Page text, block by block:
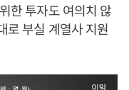
한 투자도 여의치 않
로 부실 계열사 지원